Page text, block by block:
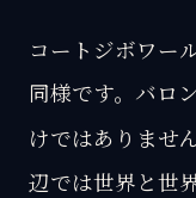
コートジボワー
同様です。バロ
けではありませ
辺では世界と世